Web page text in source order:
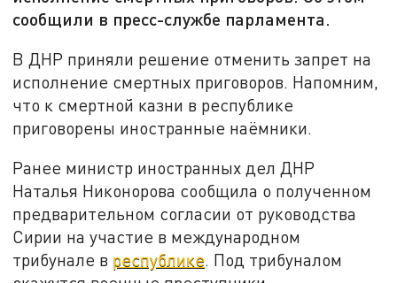
сообщили в пресс-службе парламента.
В ДНР приняли решение отменить запрет на
исполнение смертных приговоров. Напомним,
что к смертной казни в республике
приговорены иностранные наёмники.
Ранее министр иностранных дел ДНР
Наталья Никонорова сообщила о полученном
предварительном согласии от руководства
Сирии на участие в международном
трибунале в республике. Под трибуналом